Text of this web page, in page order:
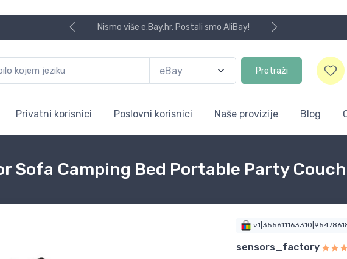
Koristite naša skladišta u UK, USA i DE.
Pretraži
Privatni korisnici Poslovni korisnici Naše provizije Blog
Sofa Camping Bed Portable Party
sensors_factory